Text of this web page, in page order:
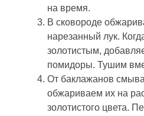
на время.
В сковороде
нарезанный лук.
золотистым,
помидоры. Тушим
От баклажанов
обжариваем их на
золотистого цвета.